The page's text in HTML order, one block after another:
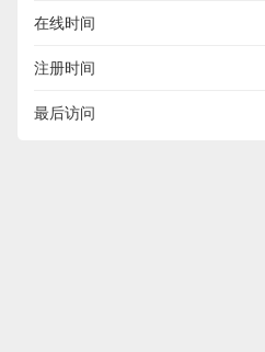
在线时间
注册时间
最后访问